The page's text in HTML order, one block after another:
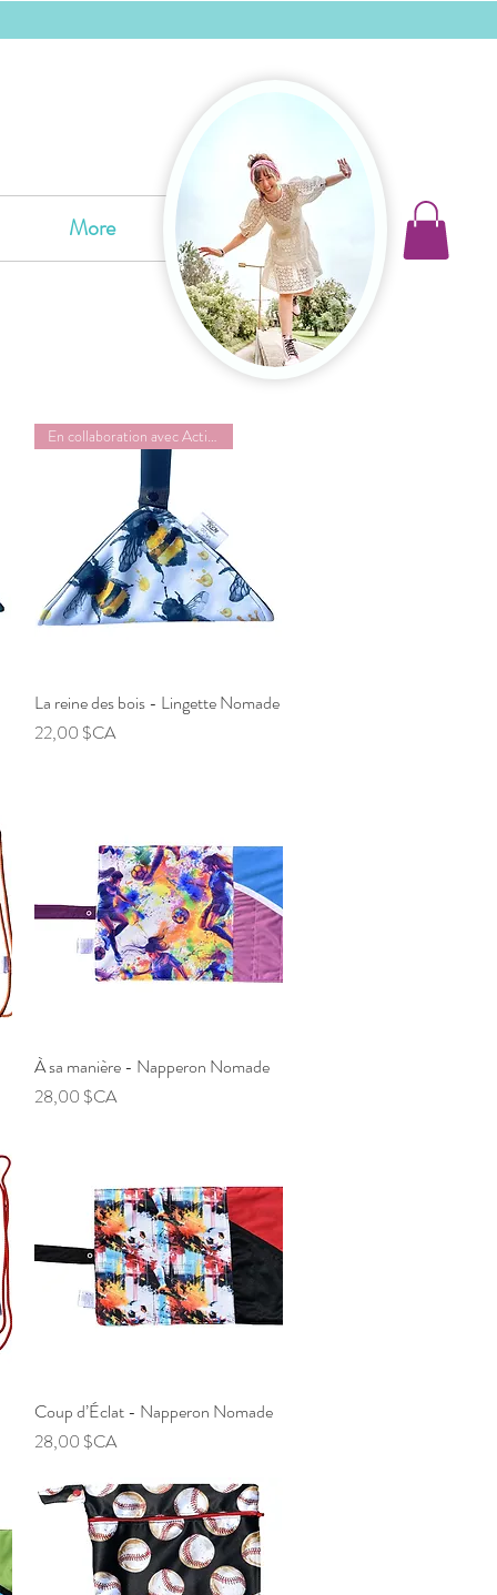
More
Aperçu rapide
En collaboration avec ActivMom
La reine des bois - Lingette Nomade
Prix
22,00 $CA
Aperçu rapide
À sa manière - Napperon Nomade
Prix
28,00 $CA
Aperçu rapide
Coup d’Éclat - Napperon Nomade
Prix
28,00 $CA